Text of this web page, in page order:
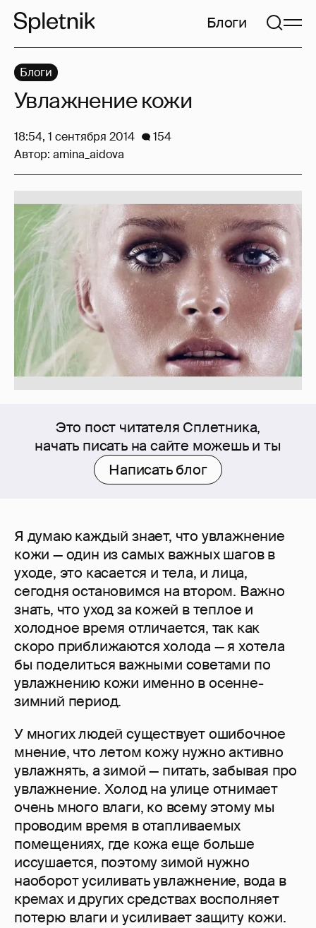
Блоги
Это пост читателя Сплетника,
начать писать на сайте можешь и ты
Написать блог
Я думаю каждый знает, что увлажнение
кожи — один из самых важных шагов в
уходе, это касается и тела, и лица,
сегодня остановимся на втором. Важно
знать, что уход за кожей в теплое и
холодное время отличается, так как
скоро приближаются холода — я хотела
бы поделиться важными советами по
увлажнению кожи именно в осенне-
зимний период.
У многих людей существует ошибочное
мнение, что летом кожу нужно активно
увлажнять, а зимой — питать, забывая про
увлажнение. Холод на улице отнимает
очень много влаги, ко всему этому мы
проводим время в отапливаемых
помещениях, где кожа еще больше
иссушается, поэтому зимой нужно
наоборот усиливать увлажнение, вода в
кремах и других средствах восполняет
потерю влаги и усиливает защиту кожи.
Блоги
Увлажнение кожи
18:54, 1 сентября 2014
154
Автор: amina_aidova